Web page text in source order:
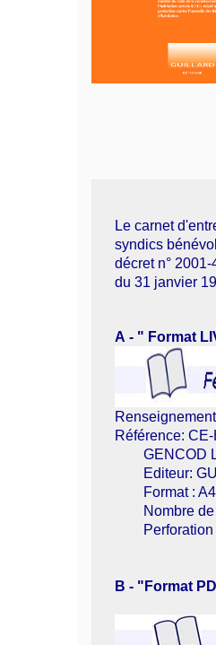
Le carnet
syndics
décret n°
du 31 janvier
A - " Format
Référence:
GENCOD
Editeur:
Format : A4
Nombre de
Perforation 4
B - "Format